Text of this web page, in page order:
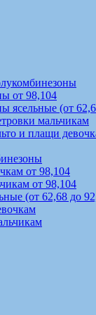
от 98,104
ясельные (от
мальчикам
и плащи
от 98,104
от 98,104
(от 62,68 до